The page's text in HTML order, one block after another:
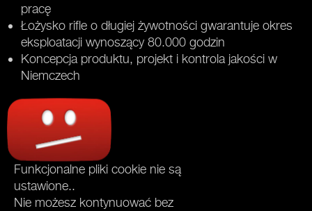
pracę
Łożysko rifle o długiej żywotności gwarantuje okres
eksploatacji wynoszący 80.000 godzin
Koncepcja produktu, projekt i kontrola jakości w
Niemczech
Funkcjonalne pliki cookie nie są
ustawione..
Nie możesz kontynuować bez